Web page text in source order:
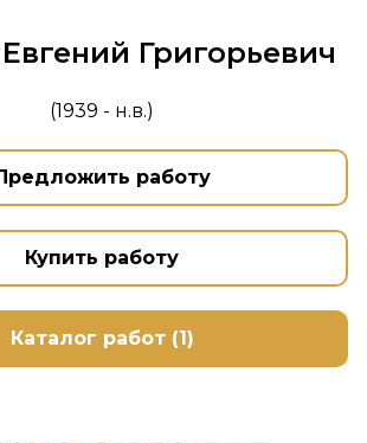
Григорьевич
(1939 - н.в.)
работу
Купить работу
Каталог работ (1)